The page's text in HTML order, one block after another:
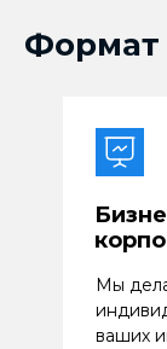
Формат
Мы
ваших